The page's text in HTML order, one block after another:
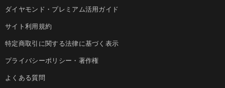
ダイヤモンド・プレミアム活用ガイド
サイト利用規約
特定商取引に関する法律に基づく表示
プライバシーポリシー・著作権
よくある質問